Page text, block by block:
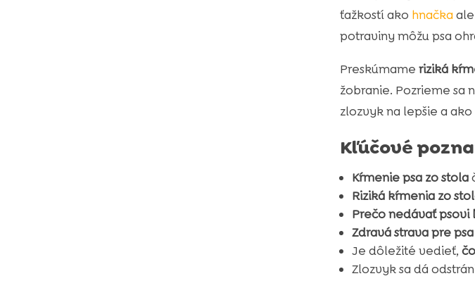
ťažkostí ako hnačka
potraviny môžu psa
Preskúmame riziká
žobranie. Pozrieme sa
zlozvyk na lepšie a
Kľúčové
Kŕmenie psa zo stola
Riziká kŕmenia zo
Prečo nedávať psovi
Zdravá strava pre psa
Je dôležité vedieť,
Zlozvyk sa dá